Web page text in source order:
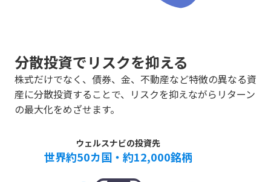
分散投資でリスクを抑える
株式だけでなく、債券、金、不動産など特徴の異なる資
産に分散投資することで、リスクを抑えながらリターン
の最大化をめざせます。
ウェルスナビの投資先
世界約50カ国・約12,000銘柄